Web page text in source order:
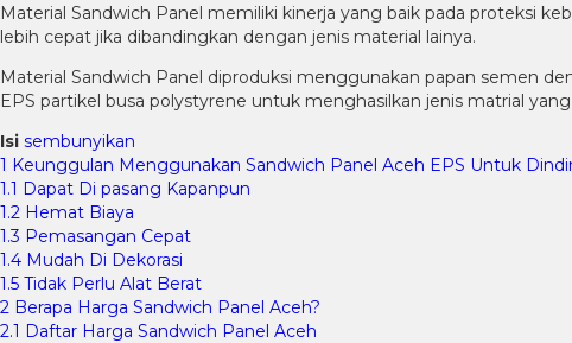
Material Sandwich Panel memiliki kinerja yang baik pada proteksi
lebih cepat jika dibandingkan dengan jenis material lainya.
Material Sandwich Panel diproduksi menggunakan papan semen
EPS partikel busa polystyrene untuk menghasilkan jenis matrial
Isi sembunyikan
1 Keunggulan Menggunakan Sandwich Panel Aceh EPS Untuk
1.1 Dapat Di pasang Kapanpun
1.2 Hemat Biaya
1.3 Pemasangan Cepat
1.4 Mudah Di Dekorasi
1.5 Tidak Perlu Alat Berat
2 Berapa Harga Sandwich Panel Aceh?
2.1 Daftar Harga Sandwich Panel Aceh